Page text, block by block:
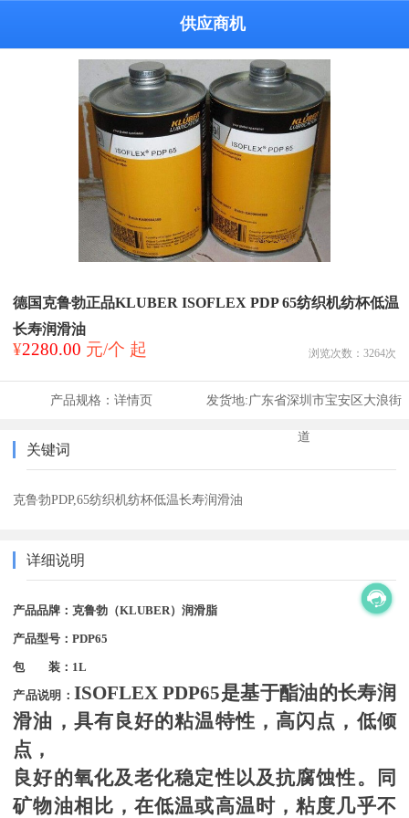
供应商机
德国克鲁勃正品KLUBER ISOFLEX PDP 65纺织机纺杯低温
长寿润滑油
¥2280.00 元/个 起 浏览次数： 3264次
产品规格： 详情页 发货地:广东省深圳市宝安区大浪街
道
关键词
克鲁勃PDP,65纺织机纺杯低温长寿润滑油
详细说明
产品品牌：克鲁勃（KLUBER）润滑脂
产品型号：PDP65
包 装：1L
产品说明： ISOFLEX PDP65是基于酯油的长寿润
滑油，具有良好的粘温特性，高闪点，低倾
点，
良好的氧化及老化稳定性以及抗腐蚀性。同
矿物油相比，在低温或高温时，粘度几乎不